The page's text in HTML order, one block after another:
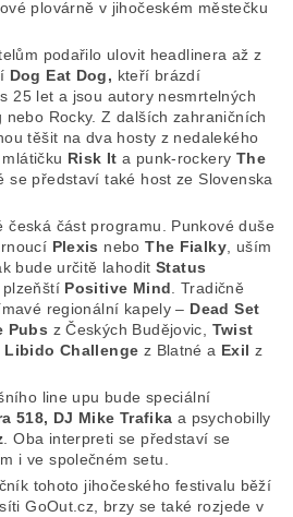
plovárně v jihočeském městečku
podařilo ulovit headlinera až z
Dog Eat Dog, kteří brázdí
25 let a jsou autory nesmrtelných
nebo Rocky. Z dalších zahraničních
těšit na dva hosty z nedalekého
Risk It a punk-rockery The
se představí také host ze Slovenska
česká část programu. Punkové duše
Plexis neboThe Fialky , uším
bude určitě lahoditStatus
plzeňští Positive Mind . Tradičně
regionální kapely – Dead Set
Pubs z Českých Budějovic, Twist
Libido Challenge z Blatné a Exil z
line upu bude speciální
518, DJ Mike Trafika a psychobilly
. Oba interpreti se představí se
i ve společném setu.
tohoto jihočeského festivalu běží
GoOut.cz, brzy se také rozjede v